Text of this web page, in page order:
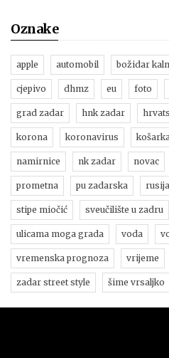
Oznake
apple automobil božidar
cjepivo dhmz eu foto
grad zadar hnk zadar
korona koronavirus košarka
namirnice nk zadar novac
prometna pu zadarska rusija
stipe miočić sveučilište u zadru
ulicama moga grada voda
vremenska prognoza vrijeme
zadar street style šime vrsaljko